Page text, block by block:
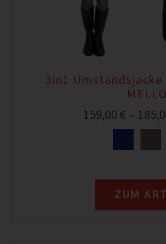
3in1
159,00 € –
ZUM